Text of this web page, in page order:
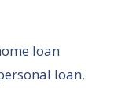
loan
loan,